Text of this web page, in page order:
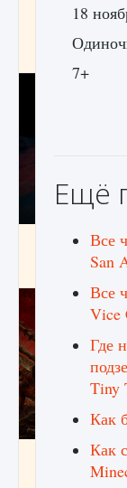
Как
которая не
9 августа 2024
Как
9 августа 2024
Как найти
18
7+
Ещё
Все
San
Все
Vice
Где
Tiny
Как
Как